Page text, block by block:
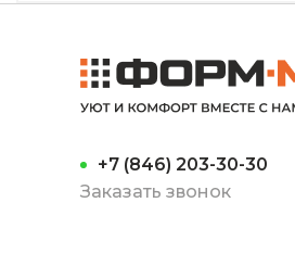
+7 (846) 203-30-30
Заказать звонок